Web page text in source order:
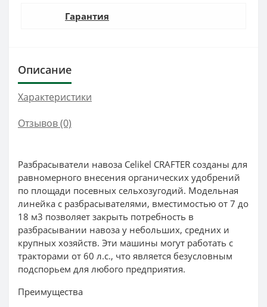
Гарантия
Описание
Характеристики
Отзывов (0)
Разбрасыватели навоза Celikel CRAFTER созданы для
равномерного внесения органических удобрений
по площади посевных сельхозугодий. Модельная
линейка с разбрасывателями, вместимостью от 7 до
18 м3 позволяет закрыть потребность в
разбрасывании навоза у небольших, средних и
крупных хозяйств. Эти машины могут работать с
тракторами от 60 л.с., что является безусловным
подспорьем для любого предприятия.
Преимущества